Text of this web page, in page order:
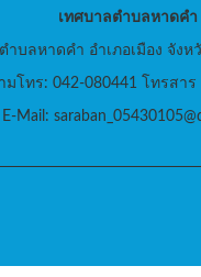
เทศบาลตำบลหาดคำ
ำบลหาดคำ อำเภอเมือง จังห
มโทร: 042-080441 โทรสาร
E-Mail: